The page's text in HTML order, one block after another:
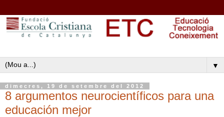
▼
dimecres, 19 de setembre del 2012
8 argumentos neurocientíficos para una
educación mejor